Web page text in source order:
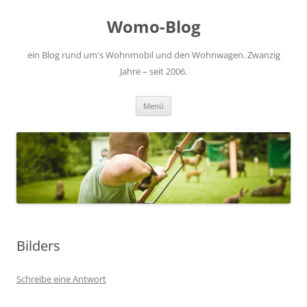
Womo-Blog
ein Blog rund um's Wohnmobil und den Wohnwagen. Zwanzig
Jahre – seit 2006.
Menü
Bilders
Schreibe eine Antwort